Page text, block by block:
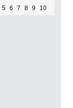
5 6 7 8 9 10